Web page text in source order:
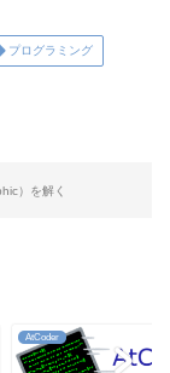
プログラミング
）を解く
AtCoder